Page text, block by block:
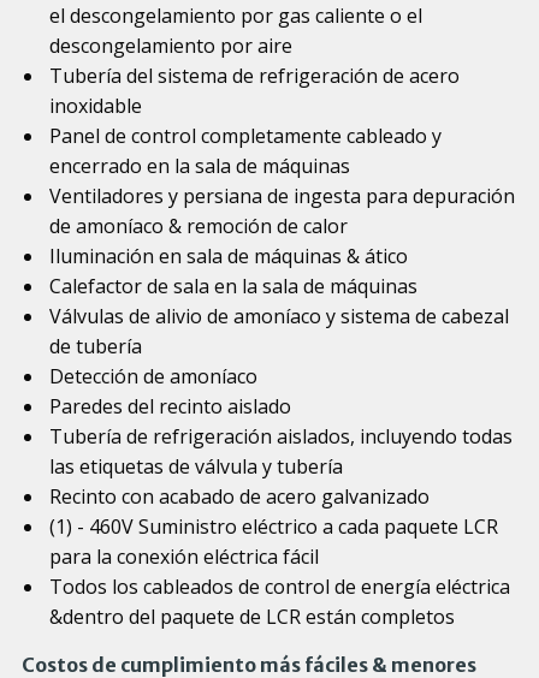
el descongelamiento por gas caliente o el
descongelamiento por aire
Tubería del sistema de refrigeración de acero
inoxidable
Panel de control completamente cableado y
encerrado en la sala de máquinas
Ventiladores y persiana de ingesta para depuración
de amoníaco & remoción de calor
Iluminación en sala de máquinas & ático
Calefactor de sala en la sala de máquinas
Válvulas de alivio de amoníaco y sistema de cabezal
de tubería
Detección de amoníaco
Paredes del recinto aislado
Tubería de refrigeración aislados, incluyendo todas
las etiquetas de válvula y tubería
Recinto con acabado de acero galvanizado
(1) - 460V Suministro eléctrico a cada paquete LCR
para la conexión eléctrica fácil
Todos los cableados de control de energía eléctrica
&dentro del paquete de LCR están completos
Costos de cumplimiento más fáciles & menores